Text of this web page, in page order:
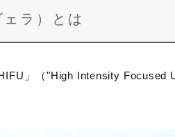
ラ）とは
」（"High Intensity Focused